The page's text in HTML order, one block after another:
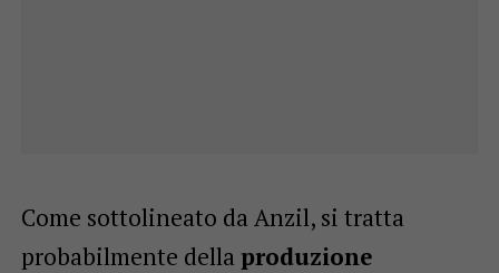
Come sottolineato da Anzil, si tratta
probabilmente della produzione